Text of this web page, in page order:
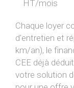
HT/mois
Chaque loyer
d'entretien et
km/an), le
CEE déjà
votre solution